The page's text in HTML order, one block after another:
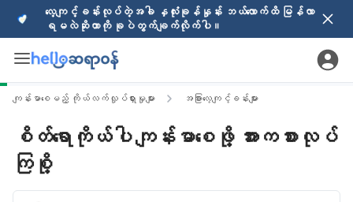
လေ့ကျင့်ခန်းလုပ်တဲ့အခါ နှလုံးခုန်နှုန်း ဘယ်လောက်ထိ မြန်လာ
ရမလဲဆိုတာကို ခုပဲတွက်ချက်လိုက်ပါ။
ကျန်းမာစေမည့် ကိုယ်လက်လှုပ်ရှားမှုများ အခြားလေ့ကျင့်ခန်းများ
စိတ်ရောကိုယ်ပါ ကျန်းမာစေဖို့ အားကစားလုပ်
ကြစို့